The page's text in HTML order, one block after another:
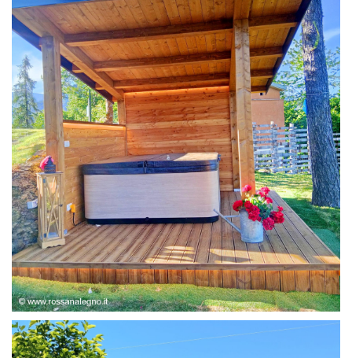
STRUTTURA ABETE LAMELLARE, RIVESTIMENTO IN
LARICE,